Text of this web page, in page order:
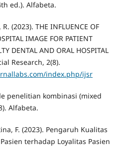
ed.). Alfabeta.
(2023). THE INFLUENCE OF
IMAGE FOR PATIENT
DENTAL AND ORAL HOSPITAL
Research, 2(8).
index.php/ijsr
penelitian kombinasi (mixed
Alfabeta.
F. (2023). Pengaruh Kualitas
terhadap Loyalitas Pasien